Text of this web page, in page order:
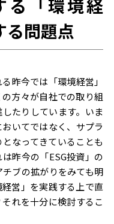
る「環境経
る問題点
昨今では「環境経営」
方々が自社での取り組
たりしています。いま
いてではなく、サプラ
なってきていることも
昨今の「ESG投資」の
ブの拡がりをみても明
営」を実践する上で直
れを十分に検討するこ